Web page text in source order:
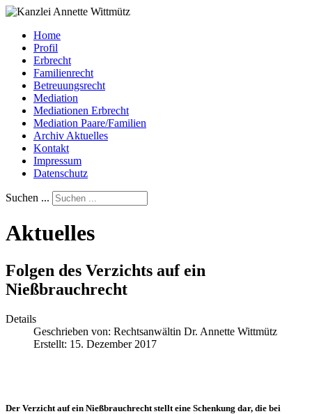
Home
Profil
Erbrecht
Familienrecht
Betreuungsrecht
Mediation
Mediationen Erbrecht
Mediation Paare/Familien
Archiv Aktuelles
Kontakt
Impressum
Datenschutz
Suchen ...
Aktuelles
Folgen des Verzichts auf ein
Nießbrauchrecht
Details
Geschrieben von: Rechtsanwältin Dr. Annette Wittmütz
Erstellt: 15. Dezember 2017
Der Verzicht auf ein Nießbrauchrecht stellt eine Schenkung dar, die bei